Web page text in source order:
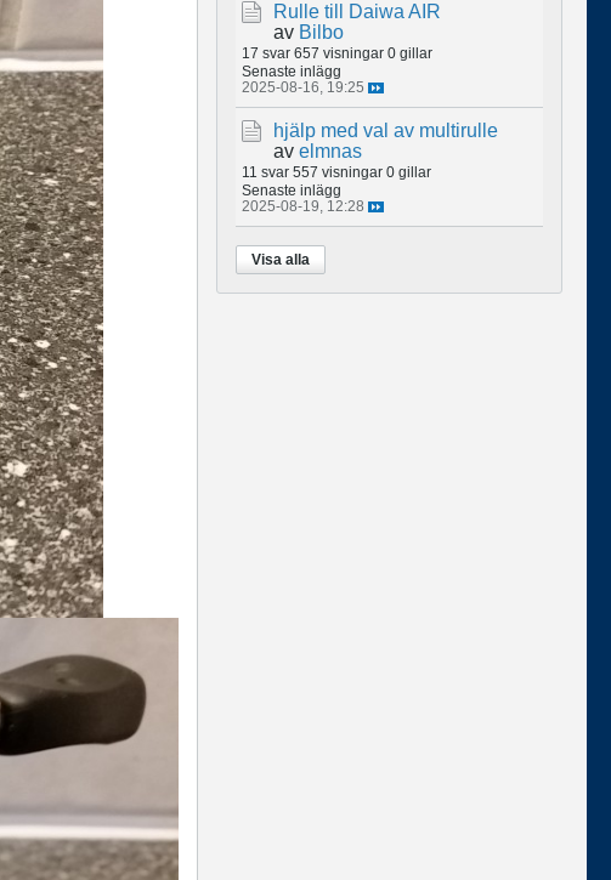
Rulle till Daiwa AIR
av Bilbo
17 svar 657 visningar 0 gillar
Senaste inlägg
2025-08-16, 19:25
hjälp med val av multirulle
av elmnas
11 svar 557 visningar 0 gillar
Senaste inlägg
2025-08-19, 12:28
Visa alla